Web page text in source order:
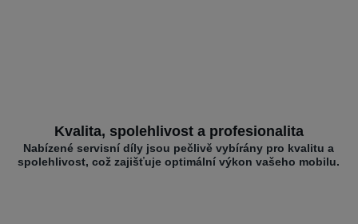
Kvalita, spolehlivost a profesionalita
Nabízené servisní díly jsou pečlivě vybírány pro kvalitu a
spolehlivost, což zajišťuje optimální výkon vašeho mobilu.